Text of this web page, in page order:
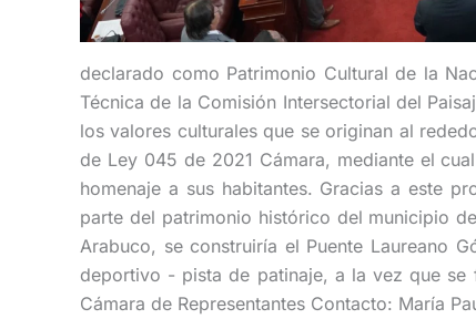
declarado como Patrimonio Cultural de la
Técnica de la Comisión Intersectorial del
los valores culturales que se originan al
de Ley 045 de 2021 Cámara, mediante el
homenaje a sus habitantes. Gracias a este
parte del patrimonio histórico del municipio
Arabuco, se construiría el Puente Laureano
deportivo - pista de patinaje, a la vez que se
Cámara de Representantes Contacto: María